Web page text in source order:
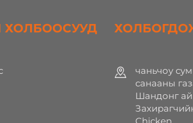
ХОЛБООСУУД
чаньчоу
санааны
Шандонг